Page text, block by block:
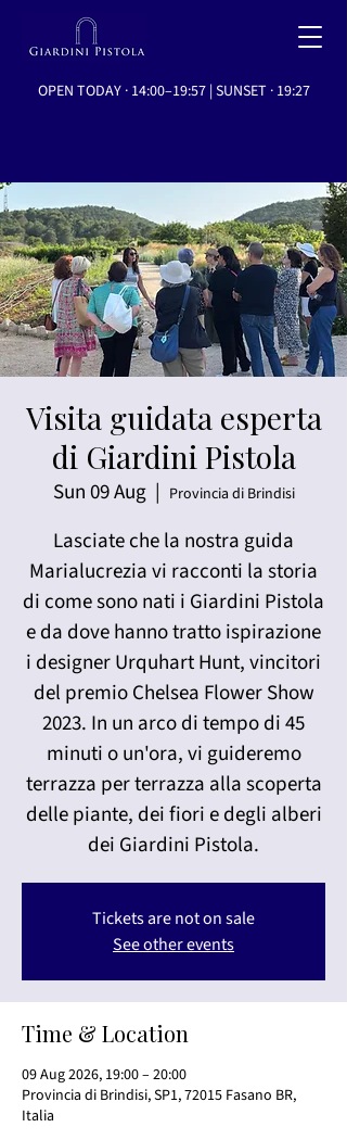
OPEN TODAY · 14:00–19:57 | SUNSET · 19:27
Visita guidata esperta
di Giardini Pistola
Sun 09 Aug
  |
Provincia di Brindisi
Lasciate che la nostra guida
Marialucrezia vi racconti la storia
di come sono nati i Giardini Pistola
e da dove hanno tratto ispirazione
i designer Urquhart Hunt, vincitori
del premio Chelsea Flower Show
2023. In un arco di tempo di 45
minuti o un'ora, vi guideremo
terrazza per terrazza alla scoperta
delle piante, dei fiori e degli alberi
dei Giardini Pistola.
Tickets are not on sale
See other events
Time & Location
09 Aug 2026, 19:00 – 20:00
Provincia di Brindisi, SP1, 72015 Fasano BR,
Italia